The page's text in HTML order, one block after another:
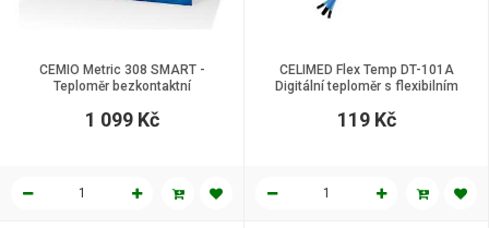
CEMIO Metric 308 SMART -
Teploměr bezkontaktní
1 099 Kč
CELIMED Flex Temp DT-101A
Digitální teploměr s flexibilním
119 Kč